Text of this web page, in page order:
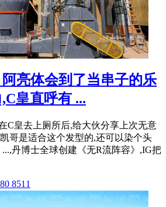
亮体会到了当串子的乐
皇直呼有 ...
C皇去上厕所后,给大伙分享上次无意
哥是适合这个发型的,还可以染个头
丹博士全球创建《无R流阵容》,IG把
8511